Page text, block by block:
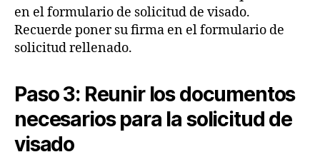
en el formulario de solicitud de visado.
Recuerde poner su firma en el formulario de
solicitud rellenado.
Paso 3: Reunir los documentos
necesarios para la solicitud de
visado